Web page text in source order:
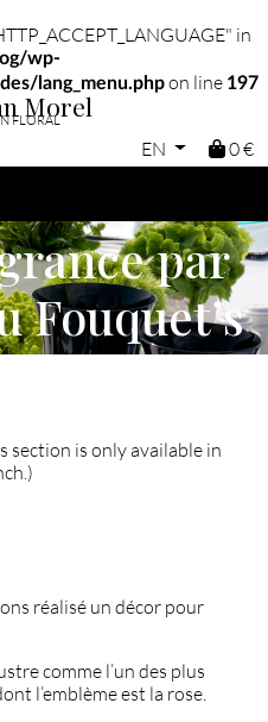
in
wp-
lang_menu.phpon line 197
Morel
FLORAL
EN 0 €
par
Fouquet’s
section is only available in
réalisé un décor pour
comme l’un des plus
l’emblème est la rose.